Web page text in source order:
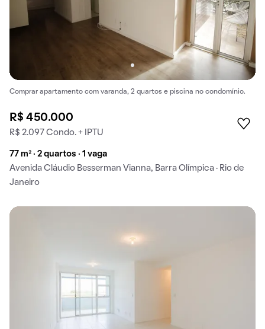
Comprar apartamento com varanda, 2 quartos e piscina no condomínio.
R$ 450.000
R$ 2.097 Condo. + IPTU
77 m² · 2 quartos · 1 vaga
Avenida Cláudio Besserman Vianna, Barra Olímpica · Rio de
Janeiro